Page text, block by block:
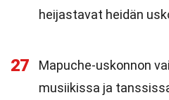
heijastavat heidän
27
Mapuche-uskonnon
musiikissa ja